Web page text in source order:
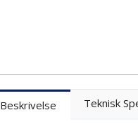
Beskrivelse Teknisk